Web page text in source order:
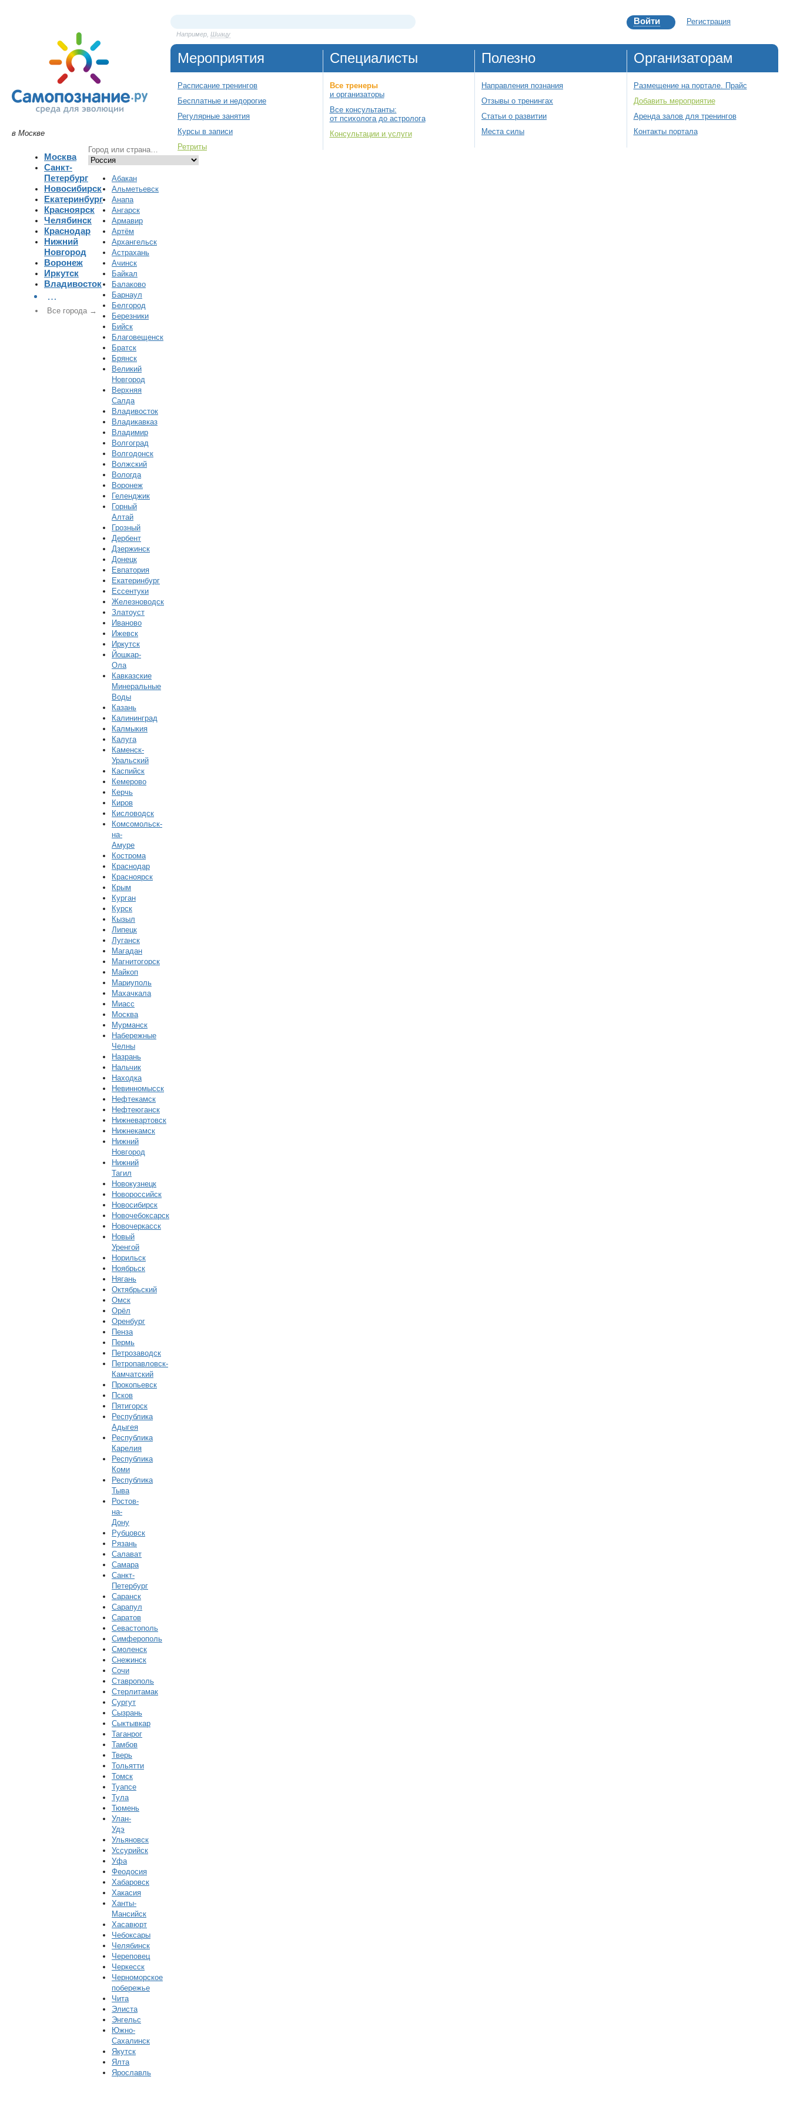
в Москве
Москва
Санкт-
Петербург
Новосибирск
Екатеринбург
Красноярск
Челябинск
Краснодар
Нижний
Новгород
Воронеж
Иркутск
Владивосток
…
Все города →
Абакан
Альметьевск
Анапа
Ангарск
Армавир
Артём
Архангельск
Астрахань
Ачинск
Байкал
Балаково
Барнаул
Белгород
Березники
Бийск
Благовещенск
Братск
Брянск
Великий
Новгород
Верхняя
Салда
Владивосток
Владикавказ
Владимир
Волгоград
Волгодонск
Волжский
Вологда
Воронеж
Геленджик
Горный
Алтай
Грозный
Дербент
Дзержинск
Донецк
Евпатория
Екатеринбург
Ессентуки
Железноводск
Златоуст
Иваново
Ижевск
Иркутск
Йошкар-
Ола
Кавказские
Минеральные
Воды
Казань
Калининград
Калмыкия
Калуга
Каменск-
Уральский
Каспийск
Кемерово
Керчь
Киров
Кисловодск
Комсомольск-
на-
Амуре
Кострома
Краснодар
Красноярск
Крым
Курган
Курск
Кызыл
Липецк
Луганск
Магадан
Магнитогорск
Майкоп
Мариуполь
Махачкала
Миасс
Москва
Мурманск
Набережные
Челны
Назрань
Нальчик
Находка
Невинномысск
Нефтекамск
Нефтеюганск
Нижневартовск
Нижнекамск
Нижний
Новгород
Нижний
Тагил
Новокузнецк
Новороссийск
Новосибирск
Новочебоксарск
Новочеркасск
Новый
Уренгой
Норильск
Ноябрьск
Нягань
Октябрьский
Омск
Орёл
Оренбург
Пенза
Пермь
Петрозаводск
Петропавловск-
Камчатский
Прокопьевск
Псков
Пятигорск
Республика
Адыгея
Республика
Карелия
Республика
Коми
Республика
Тыва
Ростов-
на-
Дону
Рубцовск
Рязань
Салават
Самара
Санкт-
Петербург
Саранск
Сарапул
Саратов
Севастополь
Симферополь
Смоленск
Снежинск
Сочи
Ставрополь
Стерлитамак
Сургут
Сызрань
Сыктывкар
Таганрог
Тамбов
Тверь
Тольятти
Томск
Туапсе
Тула
Тюмень
Улан-
Удэ
Ульяновск
Уссурийск
Уфа
Феодосия
Хабаровск
Хакасия
Ханты-
Мансийск
Хасавюрт
Чебоксары
Челябинск
Череповец
Черкесск
Черноморское
побережье
Чита
Элиста
Энгельс
Южно-
Сахалинск
Якутск
Ялта
Ярославль
Например, Шиацу
Войти Регистрация
Мероприятия
Расписание тренингов
Бесплатные и недорогие
Регулярные занятия
Курсы в записи
Ретриты
Специалисты
Все тренеры
и организаторы
Все консультанты:
от психолога до астролога
Консультации и услуги
Полезно
Направления познания
Отзывы о тренингах
Статьи о развитии
Места силы
Организаторам
Размещение на портале. Прайс
Добавить мероприятие
Аренда залов для тренингов
Контакты портала